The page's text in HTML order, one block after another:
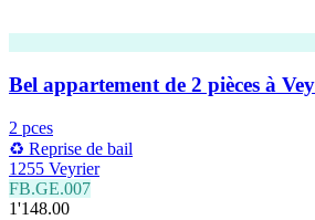
Bel appartement de 2 pièces à
2 pces
♻️ Reprise de bail
1255 Veyrier
FB.GE.007
1'148.00